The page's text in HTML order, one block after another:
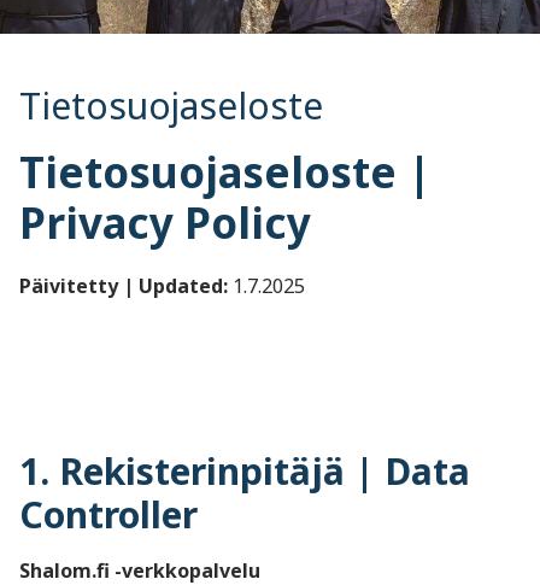
Tietosuojaseloste
Tietosuojaseloste |
Privacy Policy
Päivitetty | Updated: 1.7.2025
1. Rekisterinpitäjä | Data
Controller
Shalom.fi -verkkopalvelu